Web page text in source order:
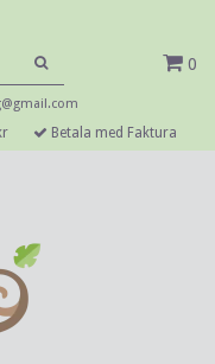
0
Betala med Faktura